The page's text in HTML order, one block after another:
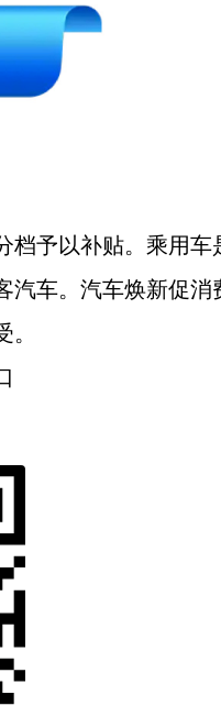
予以补贴。乘用车
汽车。汽车焕新促